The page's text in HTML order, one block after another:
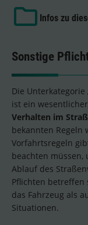
Infos zu
Sonstige
Die Unterkategorie
ist ein
Verhalten im
bekannten Regeln
Vorfahrtsregeln
beachten
Ablauf des
Pflichten betreffen
das Fahrzeug als
Situationen.